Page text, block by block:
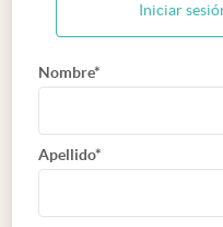
Iniciar
Nombre*
Apellido*